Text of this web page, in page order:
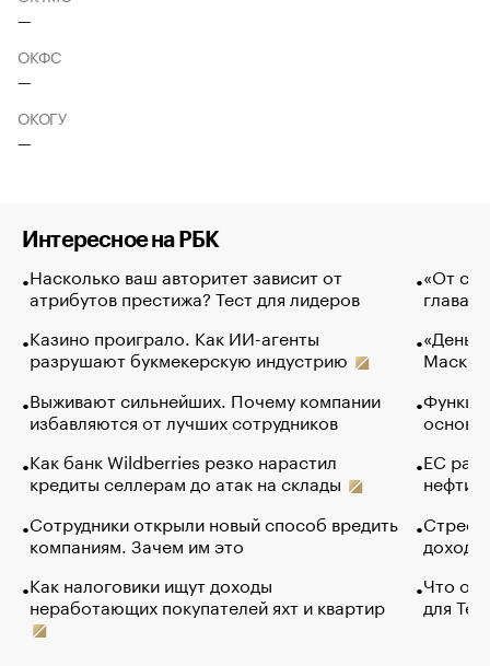
—
ОКФС
—
ОКОГУ
—
Интересное на РБК
Насколько ваш авторитет зависит от
атрибутов престижа? Тест для лидеров
Казино проиграло. Как ИИ-агенты
разрушают букмекерскую индустрию
Выживают сильнейших. Почему компании
избавляются от лучших сотрудников
Как банк Wildberries резко нарастил
кредиты селлерам до атак на склады
Сотрудники открыли новый способ вредить
компаниям. Зачем им это
Как налоговики ищут доходы
неработающих покупателей яхт и квартир
«От
глава
Маск в
основ
ЕС
нефти
Что
для